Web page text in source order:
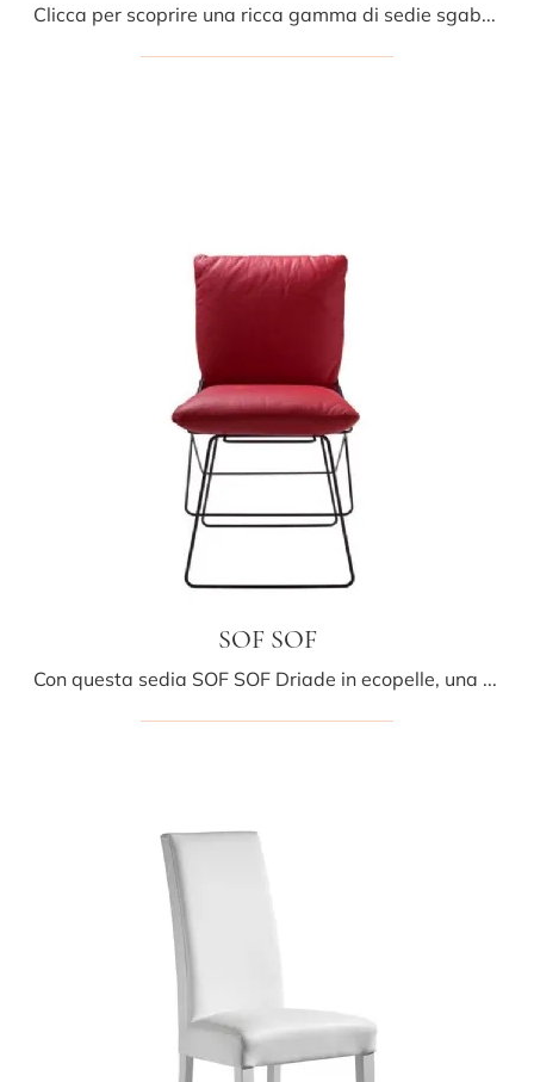
Clicca per scoprire una ricca gamma di sedie sgabelli per stanze moderne: il modello Itala too Sgabello di Bonaldo ti aspetta!
SOF SOF
Con questa sedia SOF SOF Driade in ecopelle, una delle nostre sedute fisse moderne, potrai valorizzare i tuoi interni.